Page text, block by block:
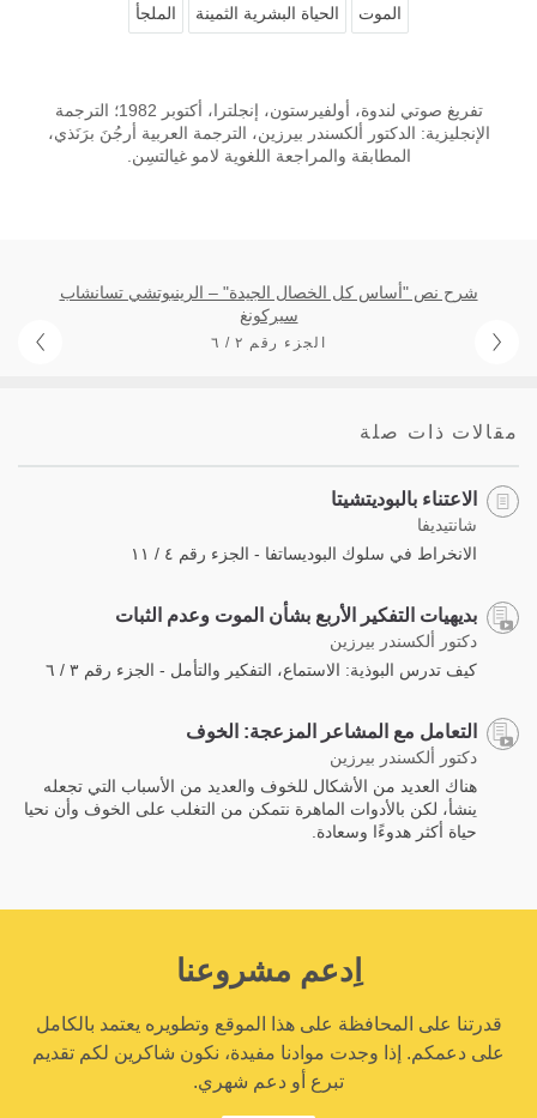
الموت الحياة البشرية الثمينة الملجأ
تفريغ صوتي لندوة، أولفيرستون، إنجلترا، أكتوبر 1982؛ الترجمة
الإنجليزية: الدكتور ألكسندر بيرزين، الترجمة العربية أرجُنَ برَنَذي،
المطابقة والمراجعة اللغوية لامو غيالتسِن.
شرح نص "أساس كل الخصال الجيدة" – الرينبوتشي تسانشاب
سيركونغ
الجزء رقم ٢ / ٦
مقالات ذات صلة
الاعتناء بالبوديتشيتا
شانتيديفا
الانخراط في سلوك البوديساتفا - الجزء رقم ٤ / ١١
بديهيات التفكير الأربع بشأن الموت وعدم الثبات
دكتور ألكسندر بيرزين
كيف تدرس البوذية: الاستماع، التفكير والتأمل - الجزء رقم ٣ / ٦
التعامل مع المشاعر المزعجة: الخوف
دكتور ألكسندر بيرزين
هناك العديد من الأشكال للخوف والعديد من الأسباب التي تجعله
ينشأ، لكن بالأدوات الماهرة نتمكن من التغلب على الخوف وأن نحيا
حياة أكثر هدوءًا وسعادة.
اِدعم مشروعنا
قدرتنا على المحافظة على هذا الموقع وتطويره يعتمد بالكامل
على دعمكم. إذا وجدت موادنا مفيدة، نكون شاكرين لكم تقديم
تبرع أو دعم شهري.